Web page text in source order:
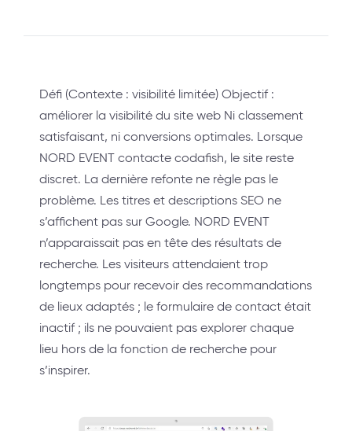
Défi (Contexte : visibilité limitée) Objectif :
améliorer la visibilité du site web Ni classement
satisfaisant, ni conversions optimales. Lorsque
NORD EVENT contacte codafish, le site reste
discret. La dernière refonte ne règle pas le
problème. Les titres et descriptions SEO ne
s’affichent pas sur Google. NORD EVENT
n’apparaissait pas en tête des résultats de
recherche. Les visiteurs attendaient trop
longtemps pour recevoir des recommandations
de lieux adaptés ; le formulaire de contact était
inactif ; ils ne pouvaient pas explorer chaque
lieu hors de la fonction de recherche pour
s’inspirer.